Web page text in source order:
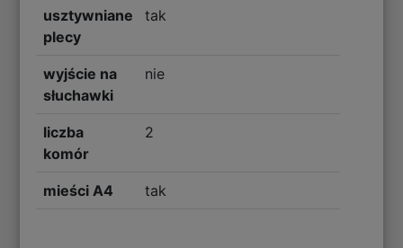
usztywniane
plecy
tak
wyjście na
słuchawki
nie
liczba
komór
2
mieści A4 tak